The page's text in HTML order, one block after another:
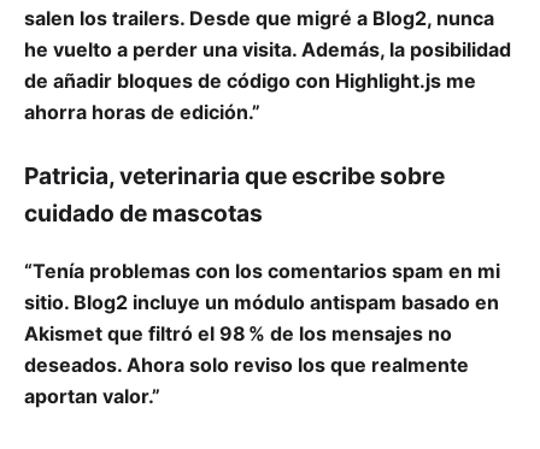
salen los trailers. Desde que migré a Blog2, nunca
he vuelto a perder una visita. Además, la posibilidad
de añadir bloques de código con Highlight.js me
ahorra horas de edición.”
Patricia, veterinaria que escribe sobre
cuidado de mascotas
“Tenía problemas con los comentarios spam en mi
sitio. Blog2 incluye un módulo antispam basado en
Akismet que filtró el 98 % de los mensajes no
deseados. Ahora solo reviso los que realmente
aportan valor.”